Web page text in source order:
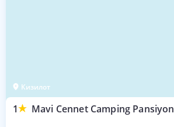
Кизилот
1 Mavi Cennet Camping Pansiyon